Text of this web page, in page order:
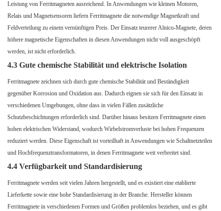
Leistung von Ferritmagneten ausreichend. In Anwendungen wie kleinen Motoren,
Relais und Magnetsensoren liefern Ferritmagnete die notwendige Magnetkraft und
Feldverteilung zu einem vernünftigen Preis. Der Einsatz teurerer Alnico-Magnete, deren
höhere magnetische Eigenschaften in diesen Anwendungen nicht voll ausgeschöpft
werden, ist nicht erforderlich.
4.3 Gute chemische Stabilität und elektrische Isolation
Ferritmagnete zeichnen sich durch gute chemische Stabilität und Beständigkeit
gegenüber Korrosion und Oxidation aus. Dadurch eignen sie sich für den Einsatz in
verschiedenen Umgebungen, ohne dass in vielen Fällen zusätzliche
Schutzbeschichtungen erforderlich sind. Darüber hinaus besitzen Ferritmagnete einen
hohen elektrischen Widerstand, wodurch Wirbelstromverluste bei hohen Frequenzen
reduziert werden. Diese Eigenschaft ist vorteilhaft in Anwendungen wie Schaltnetzteilen
und Hochfrequenztransformatoren, in denen Ferritmagnete weit verbreitet sind.
4.4 Verfügbarkeit und Standardisierung
Ferritmagnete werden seit vielen Jahren hergestellt, und es existiert eine etablierte
Lieferkette sowie eine hohe Standardisierung in der Branche. Hersteller können
Ferritmagnete in verschiedenen Formen und Größen problemlos beziehen, und es gibt